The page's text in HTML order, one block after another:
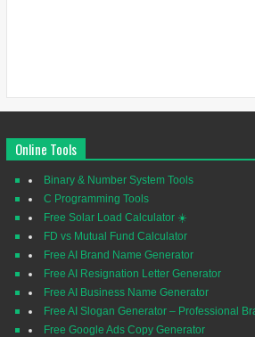
Online Tools
Binary & Number System Tools
C Programming Tools
Free Solar Load Calculator ☀️
FD vs Mutual Fund Calculator
Free AI Brand Name Generator
Free AI Resignation Letter Generator
Free AI Business Name Generator
Free AI Slogan Generator – Professional
Free Google Ads Copy Generator